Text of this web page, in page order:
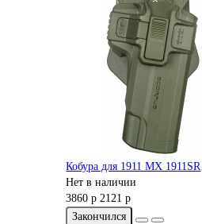
Кобура для 1911 MX 1911SR
Нет в наличии
3860 р 2121 р
Закончился